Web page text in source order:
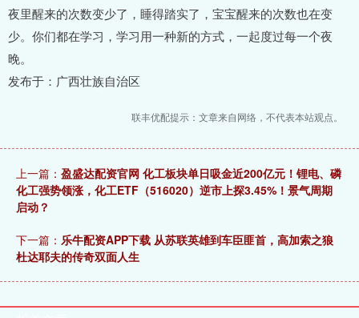
夜里醒来的次数变少了，睡得踏实了，宝宝醒来的次数也在变
少。你们都在学习，学习用一种新的方式，一起度过每一个夜
晚。
发布于：广西壮族自治区
联丰优配提示：文章来自网络，不代表本站观点。
上一篇： 盈盛达配资官网 化工板块单日吸金近200亿元！锂电、磷
化工强势领涨，化工ETF（516020）逆市上探3.45%！景气周期
启动？
下一篇： 乐牛配资APP下载 从苏联英雄到车臣匪首，高加索之狼
杜达耶夫的传奇双面人生